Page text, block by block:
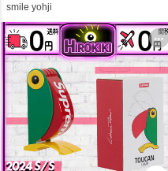
smile yohji